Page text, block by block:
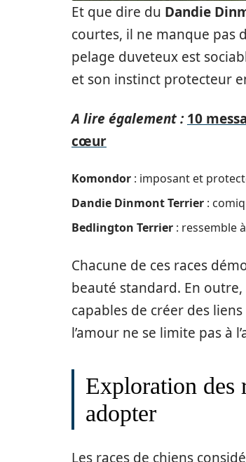
Et que dire du Dandie
courtes, il ne manque pas
pelage duveteux est
et son instinct protecteur
A lire également : 10
cœur
Komondor : imposant et
Dandie Dinmont Terrier :
Bedlington Terrier : ressemble
Chacune de ces races
beauté standard. En
capables de créer des
l’amour ne se limite pas à
Exploration des
adopter
Les races de chiens